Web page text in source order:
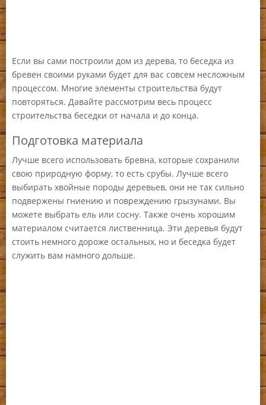
Если вы сами построили дом из дерева, то беседка из
бревен своими руками будет для вас совсем несложным
процессом. Многие элементы строительства будут
повторяться. Давайте рассмотрим весь процесс
строительства беседки от начала и до конца.
Подготовка материала
Лучше всего использовать бревна, которые сохранили
свою природную форму, то есть срубы. Лучше всего
выбирать хвойные породы деревьев, они не так сильно
подвержены гниению и повреждению грызунами. Вы
можете выбрать ель или сосну. Также очень хорошим
материалом считается лиственница. Эти деревья будут
стоить немного дороже остальных, но и беседка будет
служить вам намного дольше.